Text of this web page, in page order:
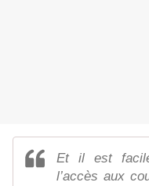
Et il est
l’accès aux